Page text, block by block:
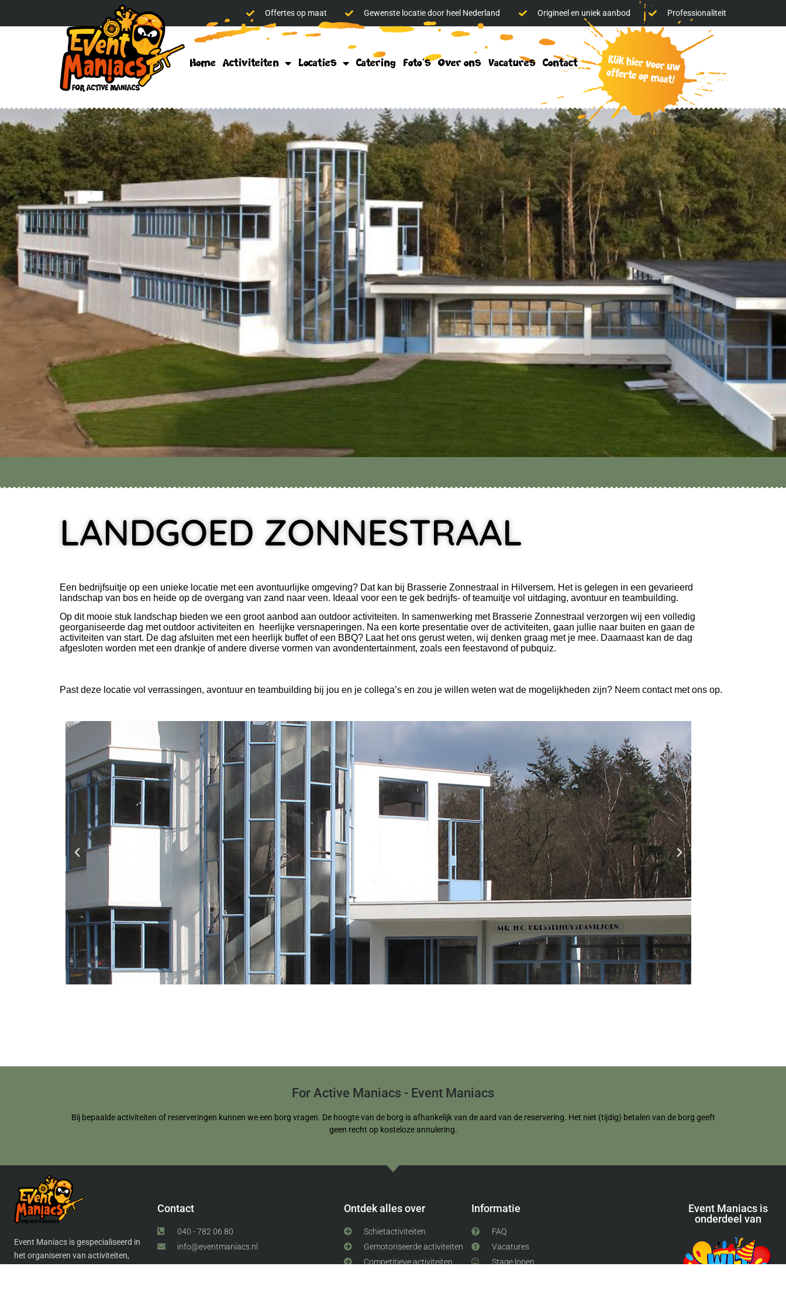
Offertes op maat Gewenste locatie door heel Nederland Origineel en uniek aanbod Professionaliteit
Home Activiteiten Locaties Catering Foto’s Over ons Vacatures Contact klik
LANDGOED ZONNESTRAAL
Een bedrijfsuitje op een unieke locatie met een avontuurlijke omgeving? Dat kan bij Brasserie Zonnestraal in Hilversem. Het is gelegen in een gevarieerd
landschap van bos en heide op de overgang van zand naar veen. Ideaal voor een te gek bedrijfs- of teamuitje vol uitdaging, avontuur en teambuilding.
Op dit mooie stuk landschap bieden we een groot aanbod aan outdoor activiteiten. In samenwerking met Brasserie Zonnestraal verzorgen wij een volledig
georganiseerde dag met outdoor activiteiten en heerlijke versnaperingen. Na een korte presentatie over de activiteiten, gaan jullie naar buiten en gaan de
activiteiten van start. De dag afsluiten met een heerlijk buffet of een BBQ? Laat het ons gerust weten, wij denken graag met je mee. Daarnaast kan de dag
afgesloten worden met een drankje of andere diverse vormen van avondentertainment, zoals een feestavond of pubquiz.
Past deze locatie vol verrassingen, avontuur en teambuilding bij jou en je collega’s en zou je willen weten wat de mogelijkheden zijn? Neem contact met ons op.
For Active Maniacs - Event Maniacs
Bij bepaalde activiteiten of reserveringen kunnen we een borg vragen. De hoogte van de borg is afhankelijk van de aard van de reservering. Het niet (tijdig) betalen van de borg geeft
geen recht op kosteloze annulering.
Event Maniacs is gespecialiseerd in
het organiseren van activiteiten,
Contact
040 - 782 06 80
info@eventmaniacs.nl
Ontdek alles over
Schietactiviteiten
Gemotoriseerde activiteiten
Competitieve activiteiten
Informatie
FAQ
Vacatures
Stage lopen
Event Maniacs is
onderdeel van